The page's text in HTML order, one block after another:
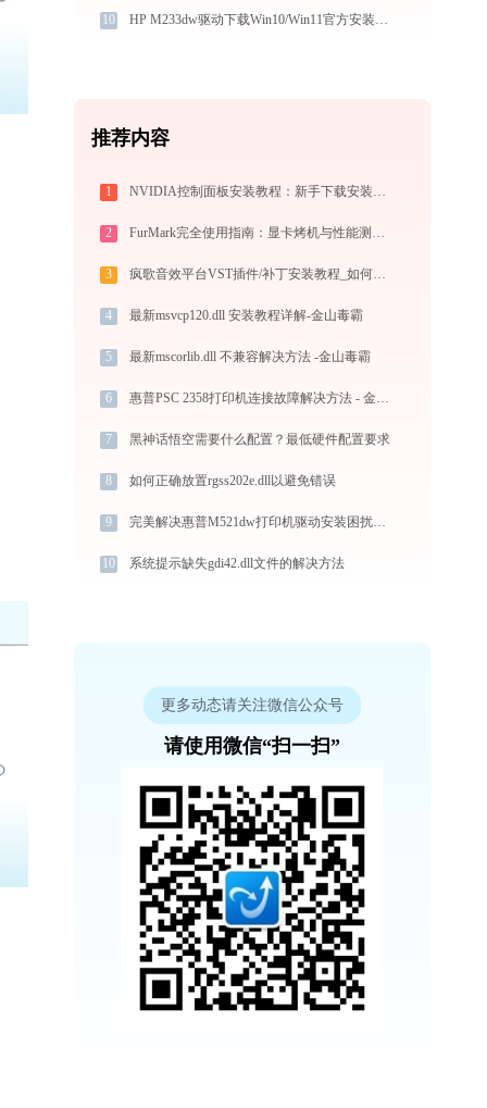
10 HP M233dw驱动下载Win10/Win11官方安装图文教程
推荐内容
1 NVIDIA控制面板安装教程：新手下载安装完整指南
2 FurMark完全使用指南：显卡烤机与性能测试从入门到精通（2026最新）
3 疯歌音效平台VST插件/补丁安装教程_如何加载插件效果包
4 最新msvcp120.dll 安装教程详解-金山毒霸
5 最新mscorlib.dll 不兼容解决方法 -金山毒霸
6 惠普PSC 2358打印机连接故障解决方法 - 金山毒霸
7 黑神话悟空需要什么配置？最低硬件配置要求
8 如何正确放置rgss202e.dll以避免错误
9 完美解决惠普M521dw打印机驱动安装困扰，全面下载安装教程
10 系统提示缺失gdi42.dll文件的解决方法
更多动态请关注微信公众号
请使用微信“扫一扫”